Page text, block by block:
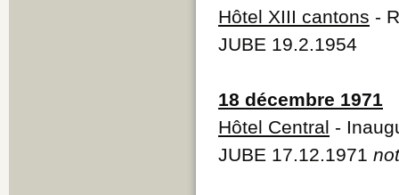
Hôtel XIII cantons -
JUBE 19.2.1954
18 décembre 1971
Hôtel Central -
JUBE 17.12.1971